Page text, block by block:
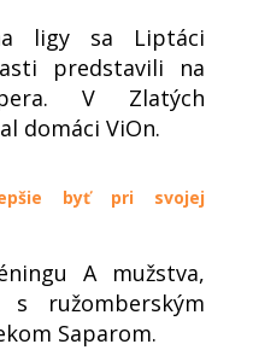
ligy sa Liptáci
predstavili na
V Zlatých
domáci ViOn.
byť pri svojej
A mužstva,
ružomberským
Saparom.